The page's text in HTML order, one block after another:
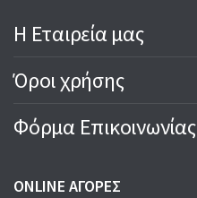
Η Εταιρεία μας
Όροι χρήσης
Φόρμα Επικοινωνίας
ONLINE ΑΓΟΡΕΣ